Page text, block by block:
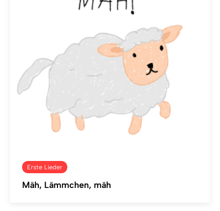
Erste Lieder
Mäh, Lämmchen, mäh